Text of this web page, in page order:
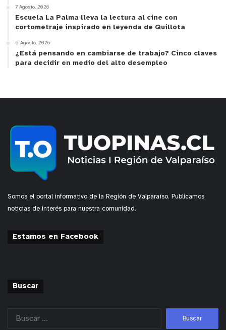
7 Agosto, 2026
Escuela La Palma lleva la lectura al cine con
cortometraje inspirado en leyenda de Quillota
6 Agosto, 2026
¿Está pensando en cambiarse de trabajo? Cinco claves
para decidir en medio del alto desempleo
Somos el portal informativo de la Región de Valparaíso. Publicamos
noticias de interés para nuestra comunidad.
Estamos en Facebook
Buscar